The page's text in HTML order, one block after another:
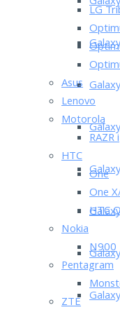
LG
Asus
Lenovo
Motorola
RAZR i
HTC
One
One
HTC
Nokia
N900
Pentagram
ZTE